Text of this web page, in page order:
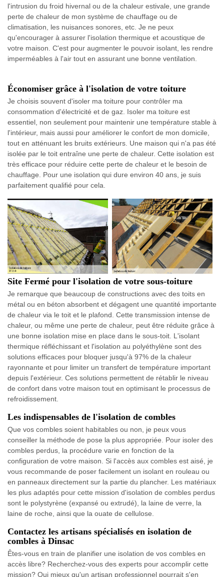
l'intrusion du froid hivernal ou de la chaleur estivale, une grande
perte de chaleur de mon système de chauffage ou de
climatisation, les nuisances sonores, etc. Je ne peux
qu'encourager à assurer l'isolation thermique et acoustique de
votre maison. C'est pour augmenter le pouvoir isolant, les rendre
imperméables à l'air tout en assurant une bonne ventilation.
Économiser grâce à l'isolation de votre toiture
Je choisis souvent d'isoler ma toiture pour contrôler ma
consommation d'électricité et de gaz. Isoler ma toiture est
essentiel, non seulement pour maintenir une température stable à
l'intérieur, mais aussi pour améliorer le confort de mon domicile,
tout en atténuant les bruits extérieurs. Une maison qui n'a pas été
isolée par le toit entraîne une perte de chaleur. Cette isolation est
très efficace pour réduire cette perte de chaleur et le besoin de
chauffage. Pour une isolation qui dure environ 40 ans, je suis
parfaitement qualifié pour cela.
Site Fermé pour l'isolation de votre sous-toiture
Je remarque que beaucoup de constructions avec des toits en
métal ou en béton absorbent et dégagent une quantité importante
de chaleur via le toit et le plafond. Cette transmission intense de
chaleur, ou même une perte de chaleur, peut être réduite grâce à
une bonne isolation mise en place dans le sous-toit. L'isolant
thermique réfléchissant et l'isolation au polyéthylène sont des
solutions efficaces pour bloquer jusqu'à 97% de la chaleur
rayonnante et pour limiter un transfert de température important
depuis l'extérieur. Ces solutions permettent de rétablir le niveau
de confort dans votre maison tout en optimisant le processus de
refroidissement.
Les indispensables de l'isolation de combles
Que vos combles soient habitables ou non, je peux vous
conseiller la méthode de pose la plus appropriée. Pour isoler des
combles perdus, la procédure varie en fonction de la
configuration de votre maison. Si l'accès aux combles est aisé, je
vous recommande de poser facilement un isolant en rouleau ou
en panneaux directement sur la partie du plancher. Les matériaux
les plus adaptés pour cette mission d'isolation de combles perdus
sont le polystyrène (expansé ou extrudé), la laine de verre, la
laine de roche, ainsi que la ouate de cellulose.
Contactez les artisans spécialisés en isolation de
combles à Dinsac
Êtes-vous en train de planifier une isolation de vos combles en
accès libre? Recherchez-vous des experts pour accomplir cette
mission? Qui mieux qu'un artisan professionnel pourrait s'en